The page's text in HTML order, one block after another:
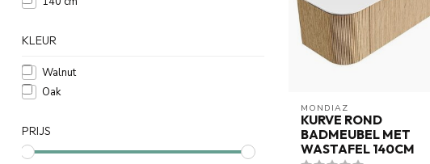
KLEUR
Walnut
Oak
PRIJS
MONDIAZ
KURVE ROND
BADMEUBEL MET
WASTAFEL 140CM